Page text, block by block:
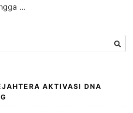
…
AKTIVASI DNA